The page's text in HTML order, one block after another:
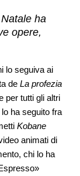
ha
opere,
lo seguiva ai
de La profezia
per tutti gli altri
ha seguito fra
Kobane
animati di
chi lo ha